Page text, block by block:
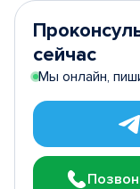
сейчас
Мы онлайн,